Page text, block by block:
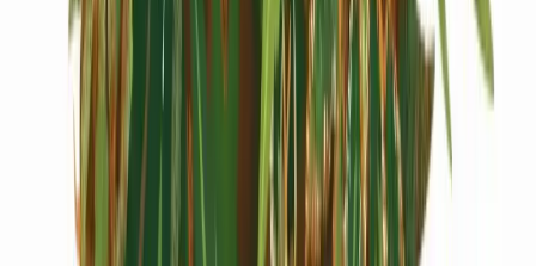
Cannabis Extrakte